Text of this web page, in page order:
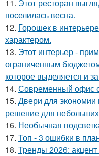
11. Этот ресторан
поселилась весна.
12. Горошек в
характером.
13. Этот интерьер -
ограниченным
которое выделяется и
14. Современный офис
15. Двери для экономии
решение для
16. Необычная
17. Топ - 3 ошибки в
18. Тренды 2026: акцент